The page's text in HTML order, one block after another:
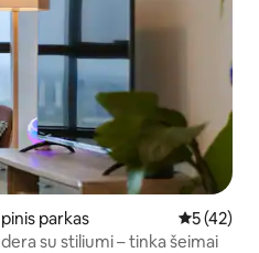
parkas Vidutinis
5 (42)
su stiliumi – tinka šeimai